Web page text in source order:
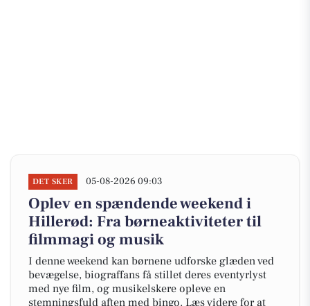
DET SKER 05-08-2026 09:03
Oplev en spændende weekend i
Hillerød: Fra børneaktiviteter til
filmmagi og musik
I denne weekend kan børnene udforske glæden ved
bevægelse, biograffans få stillet deres eventyrlyst
med nye film, og musikelskere opleve en
stemningsfuld aften med bingo. Læs videre for at